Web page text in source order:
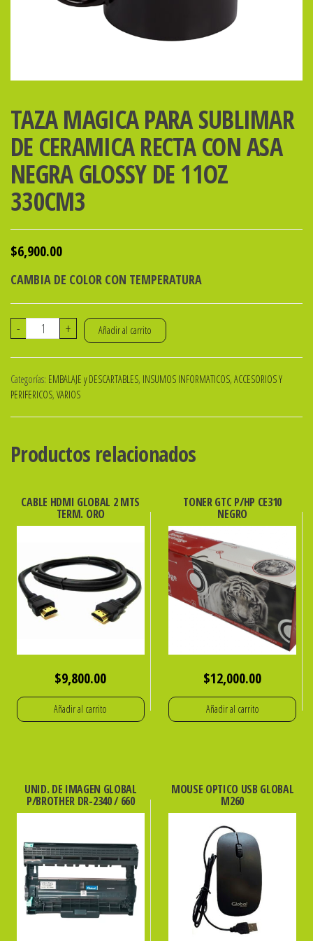
TAZA MAGICA PARA SUBLIMAR
DE CERAMICA RECTA CON ASA
NEGRA GLOSSY DE 11OZ
330CM3
$6,900.00
CAMBIA DE COLOR CON TEMPERATURA
-
TAZA
SUBLIMAR
RECTA
CON
NEGRA
GLOSSY
11OZ
330CM3
cantidad
+ Añadir al carrito
Categorías: EMBALAJE y DESCARTABLES, INSUMOS INFORMATICOS, ACCESORIOS Y
PERIFERICOS, VARIOS
Productos relacionados
CABLE HDMI GLOBAL 2 MTS
TERM. ORO
$9,800.00
Añadir al carrito
TONER GTC P/HP CE310
NEGRO
$12,000.00
Añadir al carrito
UNID. DE IMAGEN GLOBAL
P/BROTHER DR-2340 / 660
MOUSE OPTICO USB GLOBAL
M260